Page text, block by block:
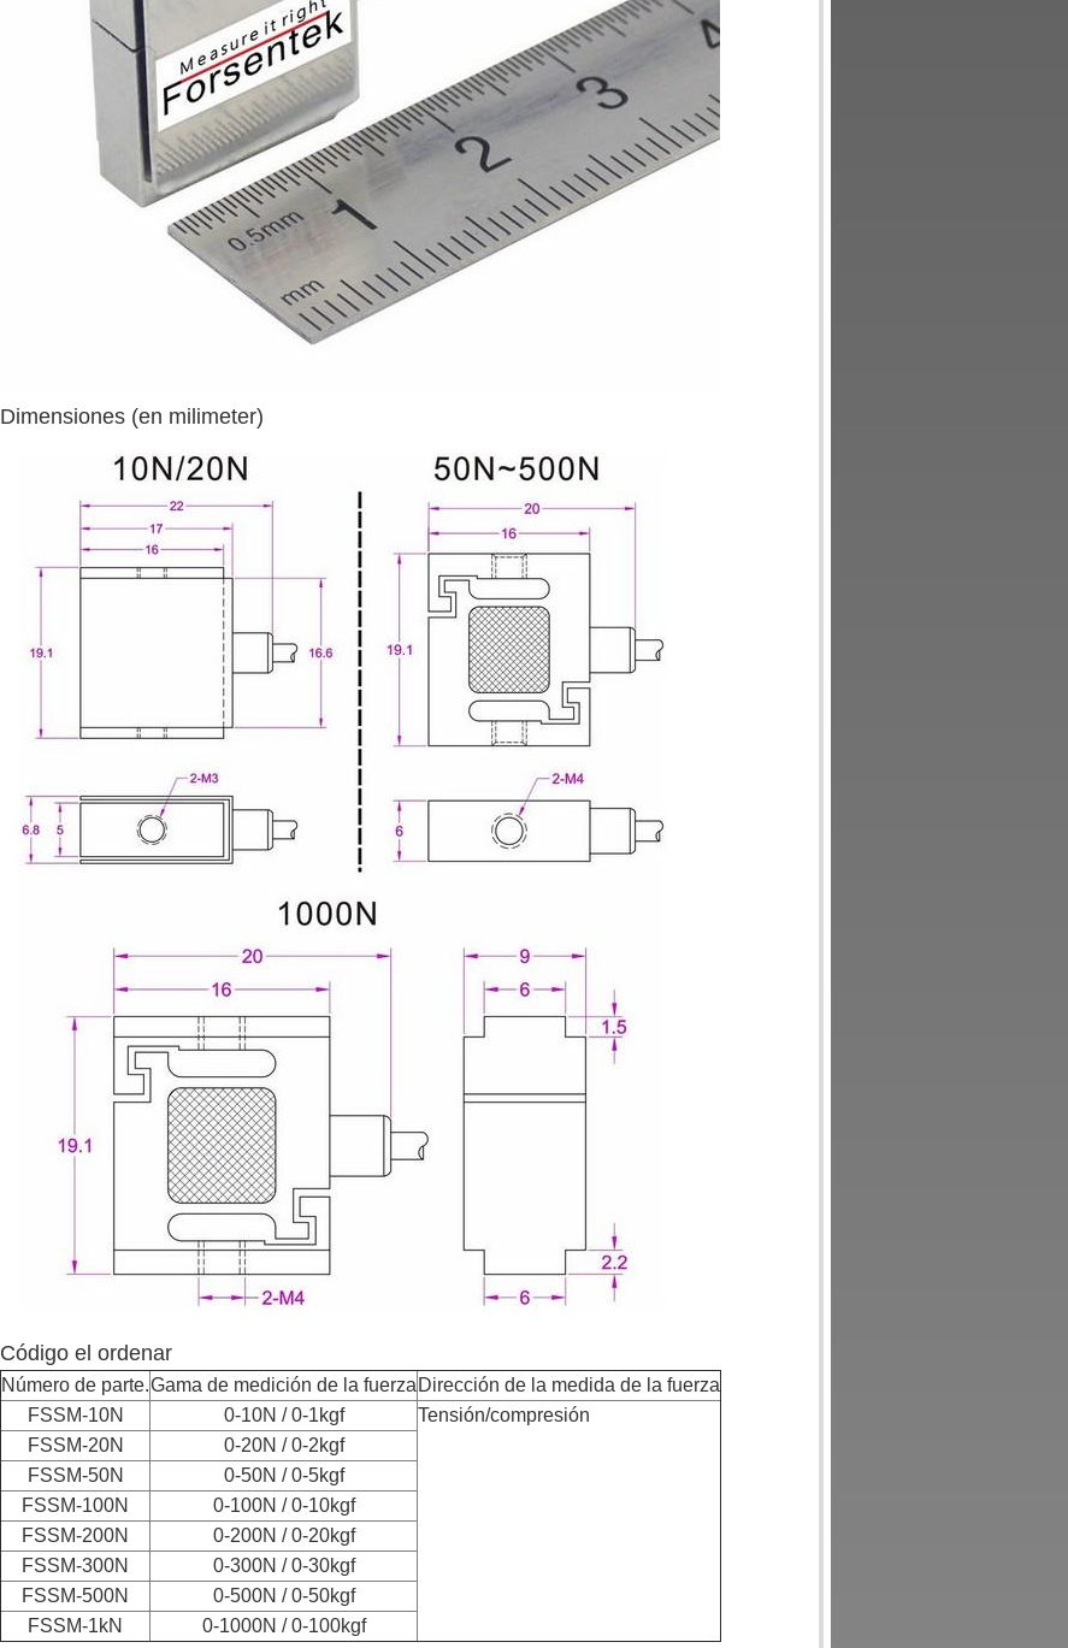
Dimensiones (en milimeter)
Código el ordenar
Número de parte.Gama de medición de la fuerza Dirección de la medida de la fuerza
FSSM-10N
0-10N / 0-1kgf
Tensión/compresión
FSSM-20N
0-20N / 0-2kgf
FSSM-50N
0-50N / 0-5kgf
FSSM-100N
0-100N / 0-10kgf
FSSM-200N
0-200N / 0-20kgf
FSSM-300N
0-300N / 0-30kgf
FSSM-500N
0-500N / 0-50kgf
FSSM-1kN
0-1000N / 0-100kgf